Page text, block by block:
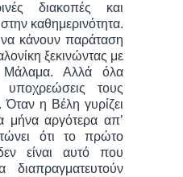
διακοπές και
καθημερινότητα.
κάνουν παράταση
ξεκινώντας με
Μάλαμα. Αλλά όλα
τους
η Βέλη γυρίζει
μήνα αργότερα απ’
ότι το πρώτο
είναι αυτό που